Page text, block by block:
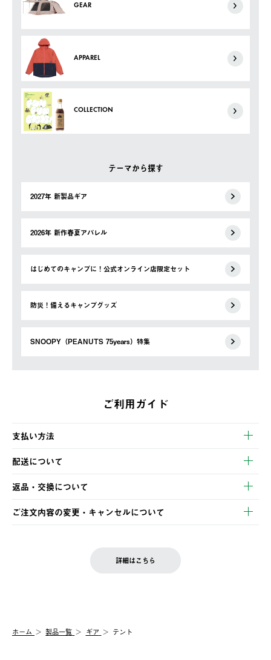
GEAR
APPAREL
COLLECTION
テーマから探す
2027年 新製品ギア
2026年 新作春夏アパレル
はじめてのキャンプに！公式オンライン店限定セット
防災！備えるキャンプグッズ
SNOOPY（PEANUTS 75years）特集
ご利用ガイド
支払い方法
以下のいずれかの方法でお支払いいただけます。
・クレジットカード決済
・コンビニ決済
・Pay-easy決済
配送について
【発送スケジュール】
ご注文・ご入金完了より2営業日以内に商品を発送いたします。
土日祝の発送はございませんので、木曜日以降のご注文は週明け
の発送となる場合がございます。
【配送業者】
佐川急便にて配送されます。
返品・交換について
※お客様都合の場合
お客様都合の返品にかかる送料は、お客様ご負担とさせていただ
一度お手元の商品を返品いただき、ご希望商品を再注文してくだ
ご注文内容の変更・キャンセルについて
LOGOS FAMILY会員の方は、会員マイページ内 購入履歴画面に
詳細はこちら
ホーム 製品一覧 ギア テント